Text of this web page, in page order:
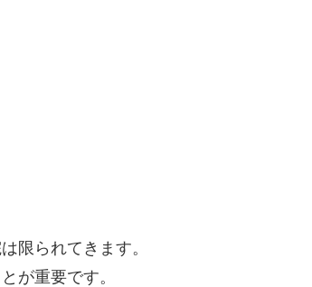
限られてきます。
が重要です。